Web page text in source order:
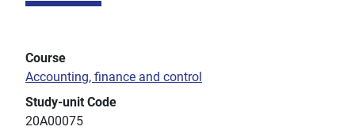
Course
Accounting, finance and control
Study-unit Code
20A00075